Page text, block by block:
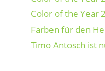
Color of the Year
Farben für den
Timo Antosch ist